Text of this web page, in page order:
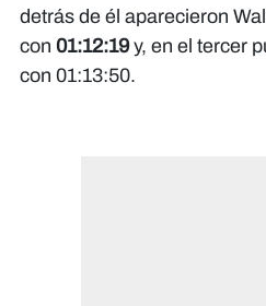
detrás de él aparecieron
con 01:12:19y, en el tercer
con 01:13:50.